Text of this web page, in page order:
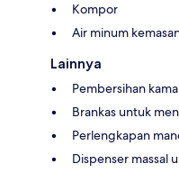
Kompor
Air minum
Lainnya
Pembersihan
Brankas untuk
Perlengkapan
Dispenser massal